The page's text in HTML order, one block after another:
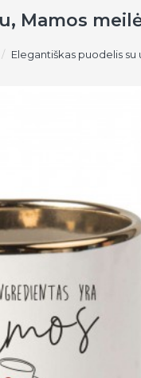
Elegantiškas puodelis su
Mamos